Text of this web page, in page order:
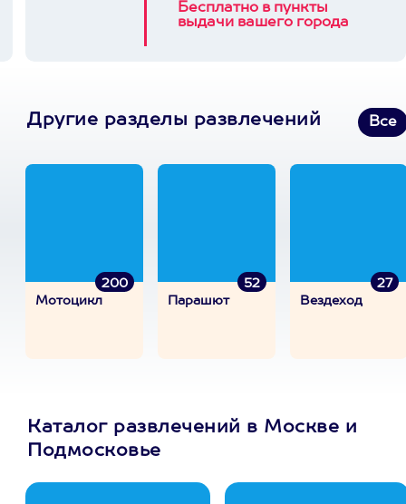
Бесплатно в пункты
выдачи вашего города
Другие разделы развлечений Все
200
Мотоцикл
52
Парашют
27
Вездеход
Каталог развлечений в Москве и
Подмосковье